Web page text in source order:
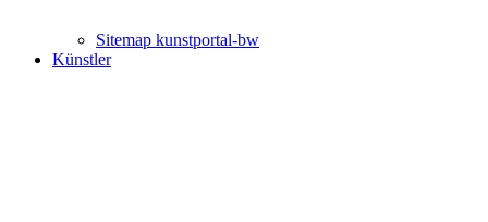
Sitemap kunstportal-bw
Künstler